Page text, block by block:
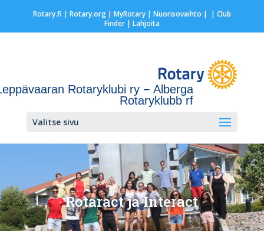
Rotary.fi | Rotary.org| MyRotary | Nuorisovaihto | | Club
Finder| Lahjoita
Rotaryklubi ry − Alberga
Rotaryklubb rf
Valitse sivu
Rotaract ja Interact